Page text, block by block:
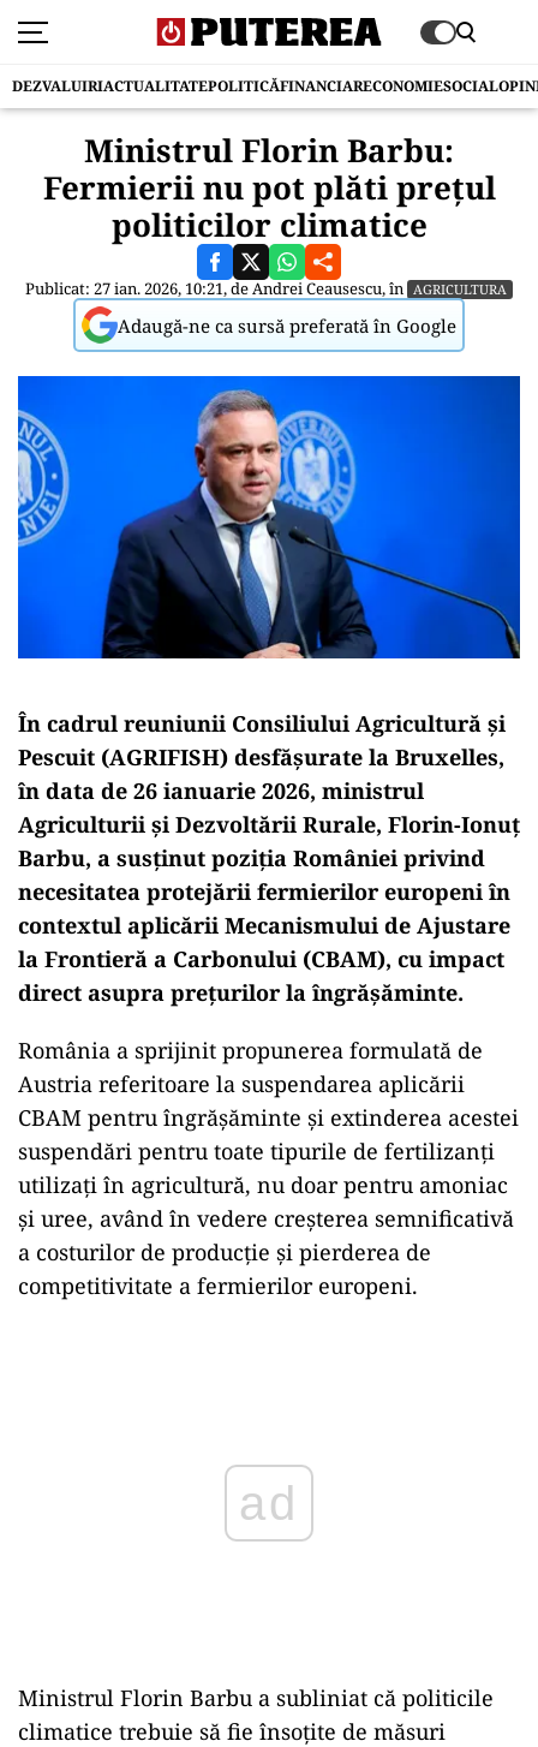
DEZVALUIRIACTUALITATEPOLITICĂFINANCIARECONOMIESOCIAL
Ministrul Florin Barbu:
Fermierii nu pot plăti prețul
politicilor climatice
Publicat: 27 ian. 2026, 10:21, deAndrei Ceausescu, în AGRICULTURA
Adaugă-ne ca sursă preferată în Google
În cadrul reuniunii Consiliului Agricultură și
Pescuit (AGRIFISH) desfășurate la Bruxelles,
în data de 26 ianuarie 2026, ministrul
Agriculturii și Dezvoltării Rurale, Florin-Ionuț
Barbu, a susținut poziția României privind
necesitatea protejării fermierilor europeni în
contextul aplicării Mecanismului de Ajustare
la Frontieră a Carbonului (CBAM), cu impact
direct asupra prețurilor la îngrășăminte.
România a sprijinit propunerea formulată de
Austria referitoare la suspendarea aplicării
CBAM pentru îngrășăminte și extinderea acestei
suspendări pentru toate tipurile de fertilizanți
utilizați în agricultură, nu doar pentru amoniac
și uree, având în vedere creșterea semnificativă
a costurilor de producție și pierderea de
competitivitate a fermierilor europeni.
Ministrul Florin Barbu a subliniat că politicile
climatice trebuie să fie însoțite de măsuri